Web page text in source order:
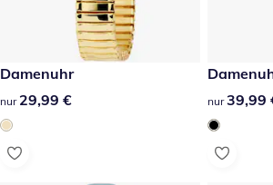
29,99 €
Damenuhr
29,99 €
nur 29,99 €
39,99 €
39,99 €
nur 39,99